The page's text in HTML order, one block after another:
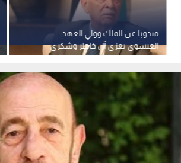
مندوبا عن الملك وولي العهد..
العيسوي يعزي آل خاطر وشكري